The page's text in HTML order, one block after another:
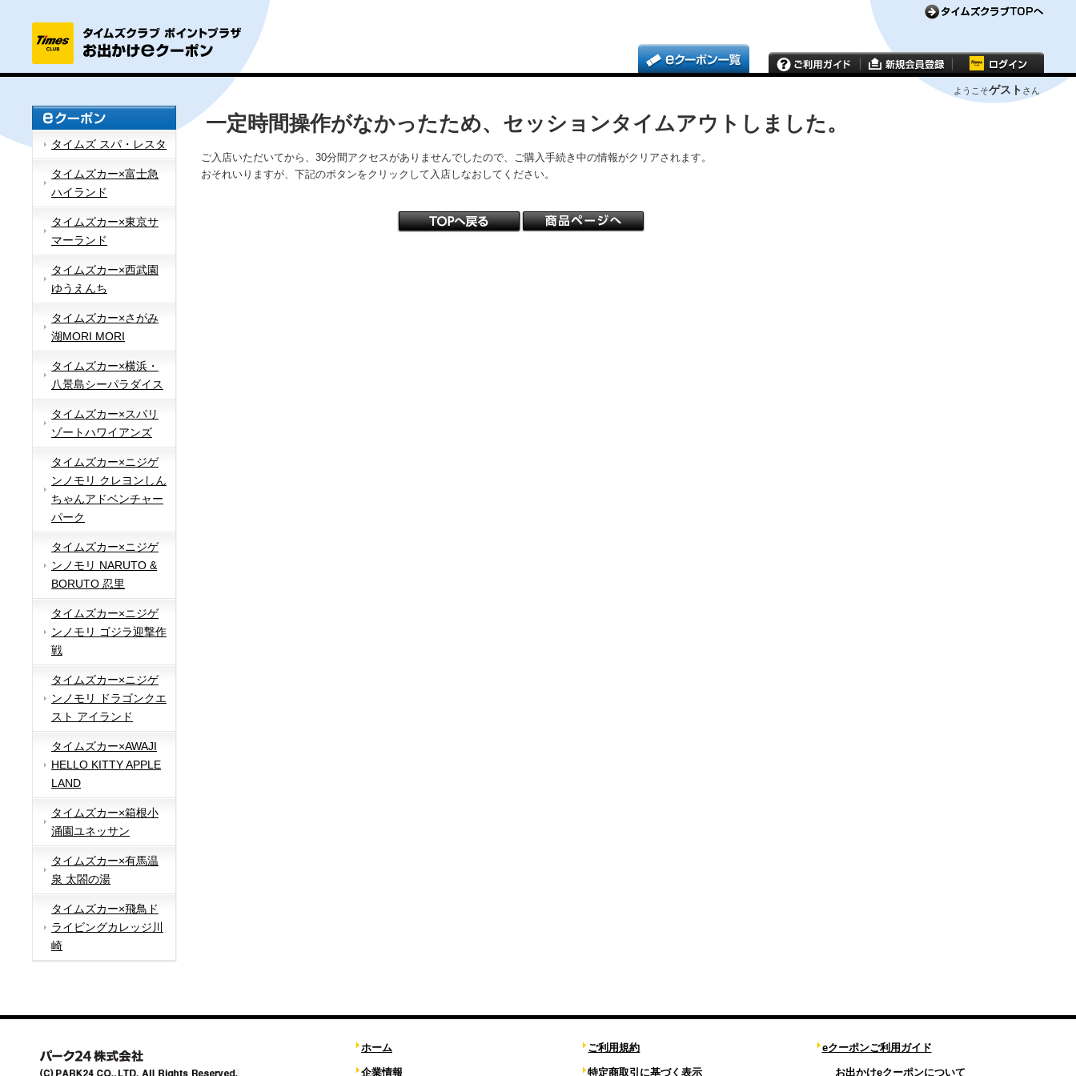
ようこそゲスト さん
タイムズ スパ・レスタ
タイムズカー×富士急
ハイランド
タイムズカー×東京サ
マーランド
タイムズカー×西武園
ゆうえんち
タイムズカー×さがみ
湖MORI MORI
タイムズカー×横浜・
八景島シーパラダイス
タイムズカー×スパリ
ゾートハワイアンズ
タイムズカー×ニジゲ
ンノモリ クレヨンしん
ちゃんアドベンチャー
パーク
タイムズカー×ニジゲ
ンノモリ NARUTO &
BORUTO 忍里
タイムズカー×ニジゲ
ンノモリ ゴジラ迎撃作
戦
タイムズカー×ニジゲ
ンノモリ ドラゴンクエ
スト アイランド
タイムズカー×AWAJI
HELLO KITTY APPLE
LAND
タイムズカー×箱根小
涌園ユネッサン
タイムズカー×有馬温
泉 太閤の湯
タイムズカー×飛鳥ド
ライビングカレッジ川
崎
一定時間操作がなかったため、セッションタイムアウトしました。
ご入店いただいてから、30分間アクセスがありませんでしたので、ご購入手続き中の情報がクリアされます。
おそれいりますが、下記のボタンをクリックして入店しなおしてください。
ホーム
企業情報
ご利用規約
特定商取引に基づく表示
eクーポンご利用ガイド
お出かけeクーポンについて